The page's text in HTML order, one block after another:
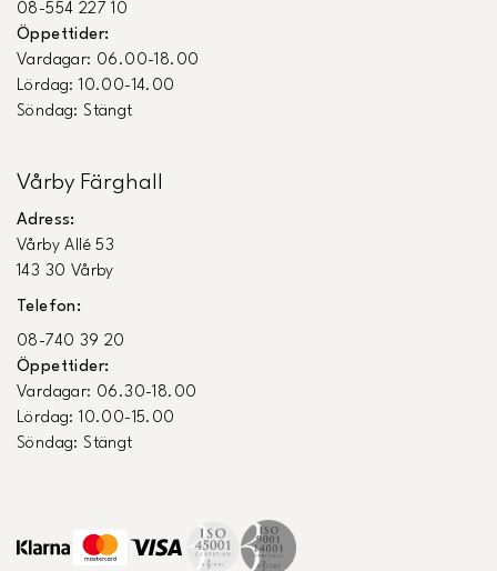
08-554 227 10
Öppettider:
Vardagar: 06.00-18.00
Lördag: 10.00-14.00
Söndag: Stängt
Vårby Färghall
Adress:
Vårby Allé 53
143 30 Vårby
Telefon:
08-740 39 20
Öppettider:
Vardagar: 06.30-18.00
Lördag: 10.00-15.00
Söndag: Stängt